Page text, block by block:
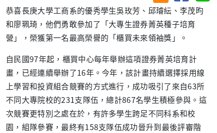
恭喜長庚大學工商系的優秀學生吳玫芳、邱璿紜、李茂昀
和廖珮琦，他們勇敢參加了「大專生證券菁英種子培育
營」，榮獲第一名最高榮譽的「櫃買未來領袖獎」。
自民國97年起，櫃買中心每年舉辦這項證券菁英培育計
畫，已經連續舉辦了16年。今年，該計畫持續選擇採用線
上學習和投資組合競賽的方式進行，成功吸引了來自63所
不同大專院校的231支隊伍，總計867名學生積極參與。這
次競賽更特別之處在於，有許多學生跨足不同科系和校
園，組隊參賽，最終有158支隊伍成功晉升到最後評審階